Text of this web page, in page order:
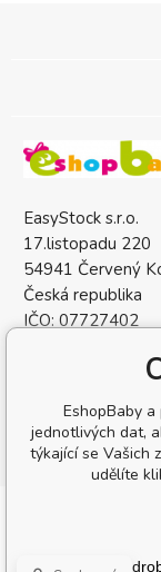
EasyStock s.r.o.
17.listopadu 220
54941 Červený
Česká republika
IČO: 07727402
EshopBaby
jednotlivých dat,
týkající se Vašich
udělíte